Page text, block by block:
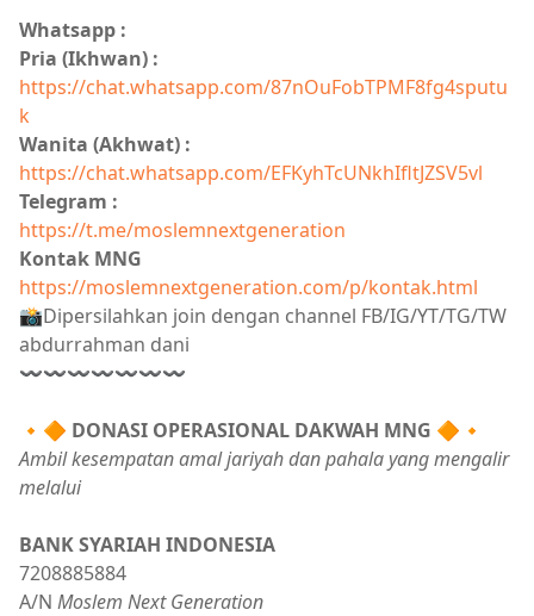
Whatsapp :
Pria (Ikhwan) :
https://chat.whatsapp.com/87nOuFobTPMF8fg4sputu
k
Wanita (Akhwat) :
https://chat.whatsapp.com/EFKyhTcUNkhIfltJZSV5vl
Telegram :
https://t.me/moslemnextgeneration
Kontak MNG
https://moslemnextgeneration.com/p/kontak.html
📸Dipersilahkan join dengan channel FB/IG/YT/TG/TW
abdurrahman dani
〰〰〰〰〰〰〰
🔸🔶 DONASI OPERASIONAL DAKWAH MNG 🔶🔸
Ambil kesempatan amal jariyah dan pahala yang mengalir
melalui
BANK SYARIAH INDONESIA
7208885884
A/N Moslem Next Generation